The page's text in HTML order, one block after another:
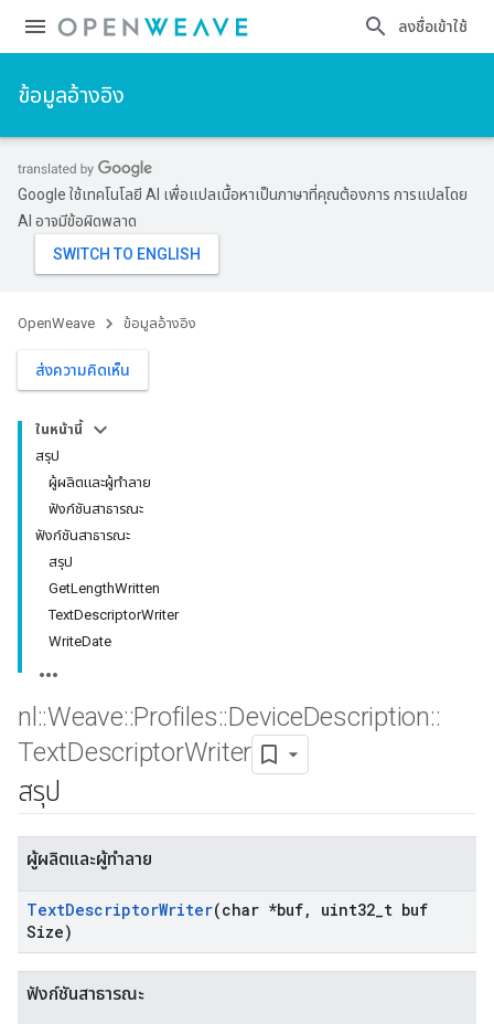
ลงชื่อเข้าใช้
ข้อมูลอ้างอิง
Google ใช้เทคโนโลยี AI เพื่อแปลเนื้อหาเป็นภาษาที่คุณต้องการ การแปลโดย
AI อาจมีข้อผิดพลาด
OpenWeave ข้อมูลอ้างอิง
ส่งความคิดเห็น
ในหน้านี้
สรุป
ผู้ผลิตและผู้ทำลาย
ฟังก์ชันสาธารณะ
ฟังก์ชันสาธารณะ
สรุป
GetLengthWritten
TextDescriptorWriter
WriteDate
nl ::Weave::Profiles::DeviceDescription::
TextDescriptorWriter
สรุป
ผู้ผลิตและผู้ทำลาย
TextDescriptorWriter(char *buf, uint32 t buf
Size)
ฟังก์ชันสาธารณะ